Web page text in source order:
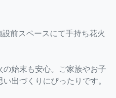
前スペースにて手持ち花火
始末も安心。ご家族やお子
出づくりにぴったりです。